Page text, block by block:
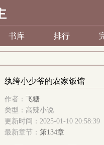
书库 排行
纨绔小少爷的农家饭馆
作者：
飞糖
类型：高辣小说
更新时间：2025-01-10 20:58:39
最新章节： 第134章